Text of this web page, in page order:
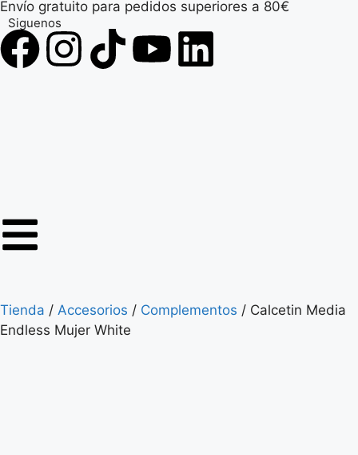
Envío gratuito para pedidos superiores a 80€
Siguenos
Tienda / Accesorios / Complementos / Calcetin Media
Endless Mujer White